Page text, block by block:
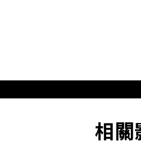
相關